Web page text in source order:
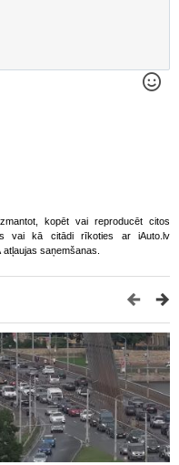
kopēt vai reproducēt citos
vai kā citādi rīkoties ar iAuto.lv
saņemšanas.